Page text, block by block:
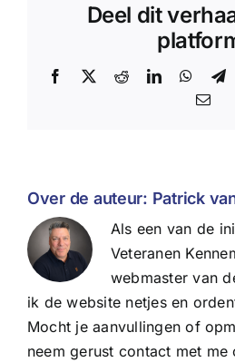
Deel dit
Facebook
X RedditLinkedIn
E-
Over de auteur: Patrick
Als een van de
Veteranen
webmaster van
ik de website netjes en
Mocht je aanvullingen of
neem gerust contact met